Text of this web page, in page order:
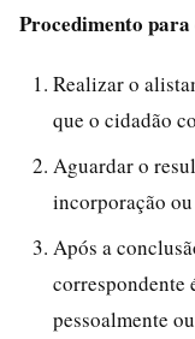
Procedimento
Realizar o
que o cidadão
Aguardar o
incorporação
Após a
correspondente
pessoalmente